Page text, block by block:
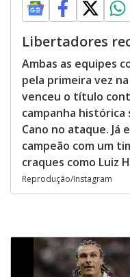
Libertadores
Ambas as equipes
pela primeira vez
venceu o título
campanha histórica
Cano no ataque. Já
campeão com um
craques como Luiz
Reprodução/Instagram